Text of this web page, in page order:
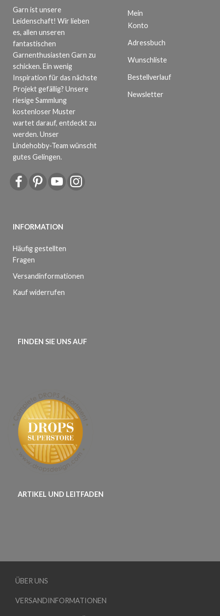
Garn ist unsere
Leidenschaft! Wir lieben
es, allen unseren
fantastischen
Garnenthusiasten Garn zu
schicken. Ein wenig
Inspiration für das nächste
Projekt gefällig? Unsere
riesige Sammlung
kostenloser Muster
wartet darauf, entdeckt zu
werden. Unser
Lindehobby-Team wünscht
gutes Gelingen.
INFORMATION
Häufig gestellten
Fragen
Versandinformationen
Kauf widerrufen
Mein
Konto
Adressbuch
Wunschliste
Bestellverlauf
Newsletter
FINDEN SIE UNS AUF
ARTIKEL UND LEITFADEN
ÜBER UNS
VERSANDINFORMATIONEN